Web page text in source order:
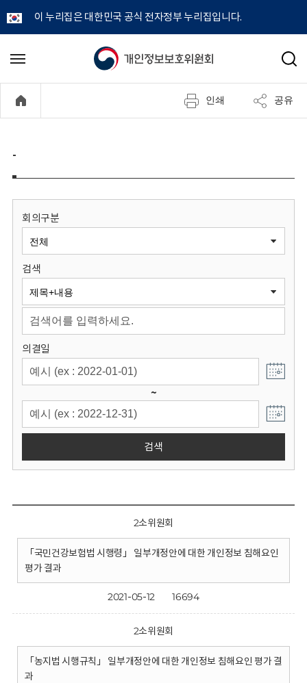
이 누리집은 대한민국 공식 전자정부 누리집입니다.
개
정
보
원
회
메
기
검
인쇄 공유
-
회의구분
검색
의결일
~
검색
2소위원회
「국민건강보험법 시행령」 일부개정안에 대한 개인정보 침해요인
평가 결과
2021-05-12 16694
2소위원회
「농지법 시행규칙」 일부개정안에 대한 개인정보 침해요인 평가 결
과